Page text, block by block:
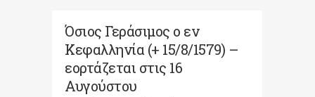
Όσιος Γεράσιμος ο εν
Κεφαλληνία (+ 15/8/1579) –
εορτάζεται στις 16
Αυγούστου